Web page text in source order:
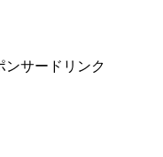
ンサードリンク